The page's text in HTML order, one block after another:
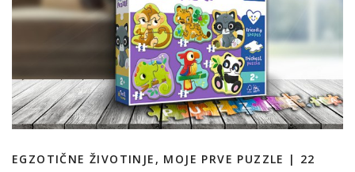
EGZOTIČNE ŽIVOTINJE, MOJE PRVE PUZZLE | 22